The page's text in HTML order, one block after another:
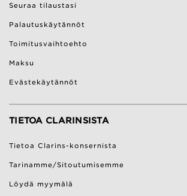
Seuraa tilaustasi
Palautuskäytännöt
Toimitusvaihtoehto
Maksu
Evästekäytännöt
TIETOA CLARINSISTA
Tietoa Clarins-konsernista
Tarinamme/Sitoutumisemme
Löydä myymälä